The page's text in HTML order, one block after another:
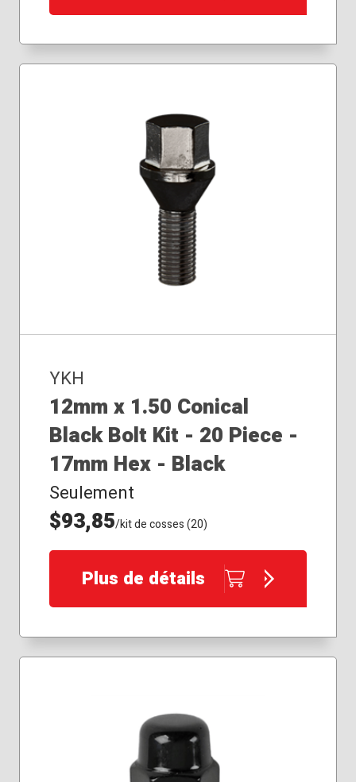
YKH
12mm x 1.50 Conical
Black Bolt Kit - 20 Piece -
17mm Hex - Black
Seulement
$93,85/kit de cosses (20)
Plus de détails